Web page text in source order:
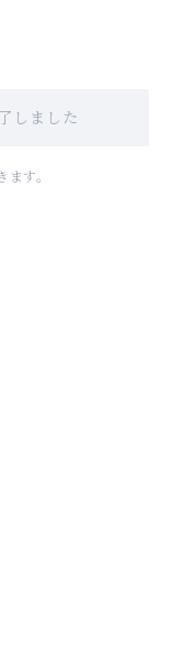
しました
す。